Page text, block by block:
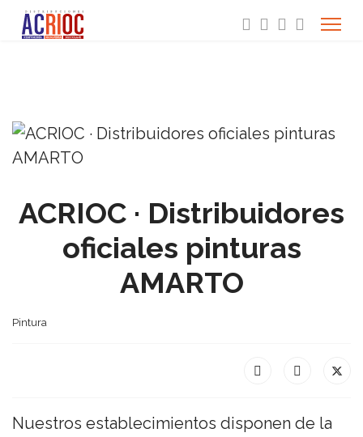
ACRIOC · Distribuidores
oficiales pinturas
AMARTO
Pintura
Nuestros establecimientos disponen de la